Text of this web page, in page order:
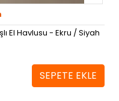
El Havlusu - Ekru / Siyah
SEPETE EKLE